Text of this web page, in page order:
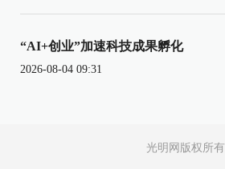
“AI+创业”加速科技成果孵化
2026-08-04 09:31
光明网版权所有